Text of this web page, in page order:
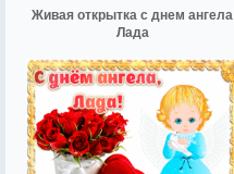
Живая открытка с днем ангела
Лада